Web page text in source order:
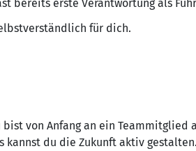
bereits erste Verantwortung als
für dich.
von Anfang an ein Teammitglied
du die Zukunft aktiv